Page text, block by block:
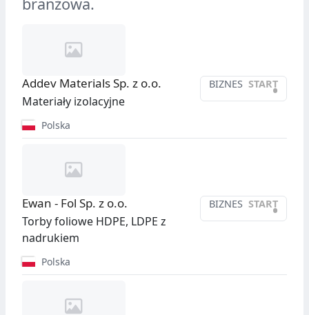
BIZNES START
•
Addev Materials Sp. z o.o.
Materiały izolacyjne
Polska
BIZNES START
•
Ewan - Fol Sp. z o.o.
Torby foliowe HDPE, LDPE z
nadrukiem
Polska